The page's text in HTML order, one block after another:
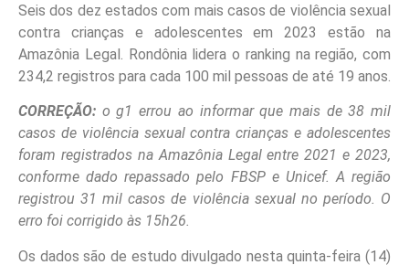
Seis dos dez estados com mais casos de violência sexual
contra crianças e adolescentes em 2023 estão na
Amazônia Legal. Rondônia lidera o ranking na região, com
234,2 registros para cada 100 mil pessoas de até 19 anos.
CORREÇÃO: o g1 errou ao informar que mais de 38 mil
casos de violência sexual contra crianças e adolescentes
foram registrados na Amazônia Legal entre 2021 e 2023,
conforme dado repassado pelo FBSP e Unicef. A região
registrou 31 mil casos de violência sexual no período. O
erro foi corrigido às 15h26.
Os dados são de estudo divulgado nesta quinta-feira (14)